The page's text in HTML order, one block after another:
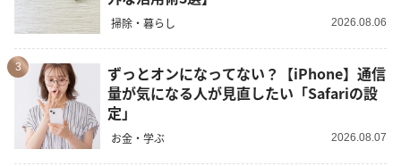
掃除・暮らし 2026.08.06
3
ずっとオンになってない？【iPhone】通信
量が気になる人が見直したい「Safariの設
定」
お金・学ぶ 2026.08.07